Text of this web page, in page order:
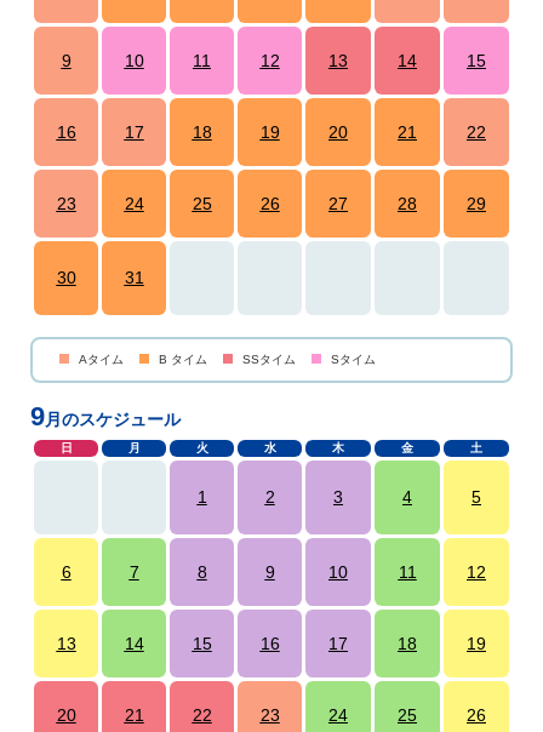
9 10 11 12 13 14 15
16 17 18 19 20 21 22
23 24 25 26 27 28 29
30 31
Aタイム
B タイム
SSタイム
Sタイム
9月のスケジュール
日 月 火 水 木 金 土
1 2 3 4 5
6 7 8 9 10 11 12
13 14 15 16 17 18 19
20 21 22 23 24 25 26